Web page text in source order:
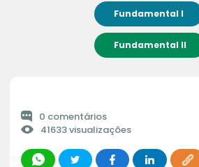
Fundamental I
Fundamental II
0 comentários
41633 visualizações